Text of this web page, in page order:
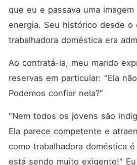
que eu e passava uma
energia. Seu histórico desde o
trabalhadora doméstica era
Ao contratá-la, meu marido
reservas em particular: "Ela
Podemos confiar nela?"
"Nem todos os jovens são
Ela parece competente e
como trabalhadora doméstica
está sendo muito exigente!"